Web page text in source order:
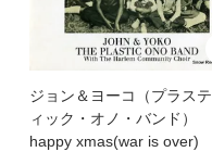
ジョン＆ヨーコ（プラステ
ィック・オノ・バンド）
happy xmas(war is over)